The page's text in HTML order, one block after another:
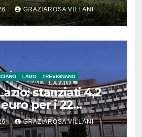
GRAZIAROSA VILLANI
LAGO TREVIGNANO
stanziati 4,2
per i 22
GRAZIAROSA VILLANI